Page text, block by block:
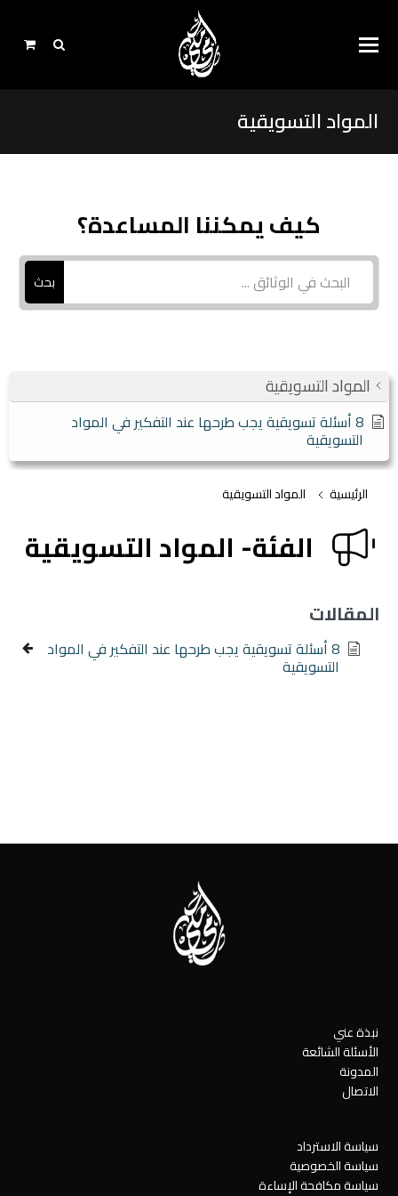
المواد التسويقية
كيف يمكننا المساعدة؟
بحث
المواد التسويقية
8 أسئلة تسويقية يجب طرحها عند التفكير في المواد
التسويقية
الرئيسية المواد التسويقية
الفئة- المواد التسويقية
المقالات
8 أسئلة تسويقية يجب طرحها عند التفكير في المواد
التسويقية
نبذة عني
الأسئلة الشائعة
المدونة
الاتصال
سياسة الاسترداد
سياسة الخصوصية
سياسة مكافحة الإساءة